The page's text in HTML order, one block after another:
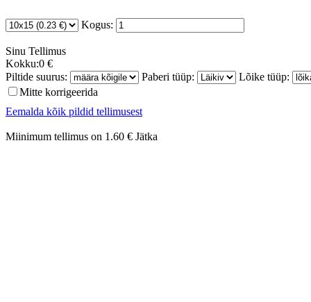
Kogus:
Sinu Tellimus
Kokku:0 €
Piltide suurus:
Paberi tüüp:
Lõike tüüp:
Mitte korrigeerida
Eemalda kõik pildid tellimusest
Miinimum tellimus on 1.60 € Jätka